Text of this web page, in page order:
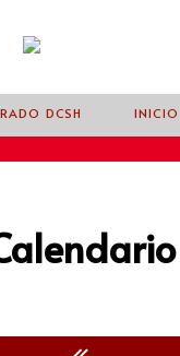
DCSH INICIO